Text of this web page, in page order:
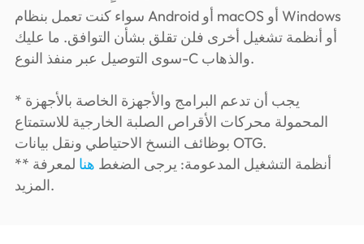
سواء كنت تعمل بنظام Android أو macOS أو Windows
أو أنظمة تشغيل أخرى فلن تقلق بشأن التوافق. ما عليك
سوى التوصيل عبر منفذ النوع-C والذهاب.
* يجب أن تدعم البرامج والأجهزة الخاصة بالأجهزة
المحمولة محركات الأقراص الصلبة الخارجية للاستمتاع
بوظائف النسخ الاحتياطي ونقل بيانات OTG.
** أنظمة التشغيل المدعومة: يرجى الضغط هنا لمعرفة
المزيد.